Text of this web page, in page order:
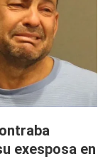
exesposa en